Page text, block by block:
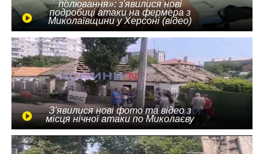
полювання»: з'явилися нові
подробиці атаки на фермера з
Миколаївщини у Херсоні (відео)
З'явилися нові фото та відео з
місця нічної атаки по Миколаєву